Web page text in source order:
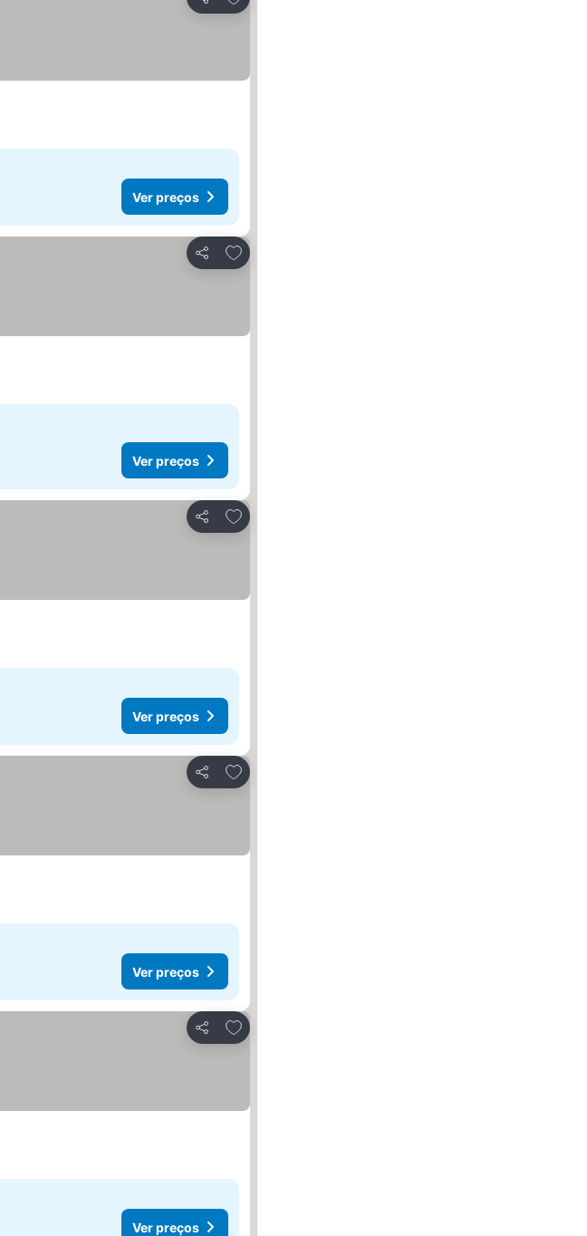
Partilhar
Ver preços
Partilhar
Adicionar aos favoritos
Ver preços
Partilhar
Adicionar aos favoritos
Ver preços
Partilhar
Adicionar aos favoritos
Ver preços
Partilhar
Adicionar aos favoritos
Ver preços